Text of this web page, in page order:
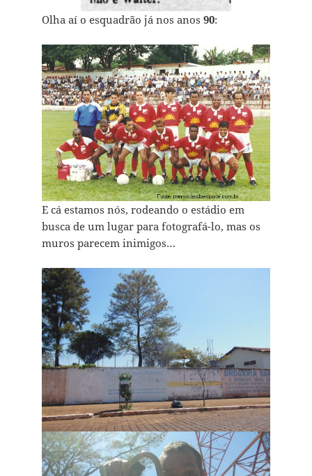
Olha aí o esquadrão já nos anos 90:
E cá estamos nós, rodeando o estádio em
busca de um lugar para fotografá-lo, mas os
muros parecem inimigos…